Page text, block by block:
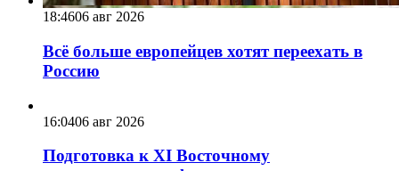
18:4606 авг 2026
Всё больше европейцев хотят переехать в
Россию
16:0406 авг 2026
Подготовка к XI Восточному